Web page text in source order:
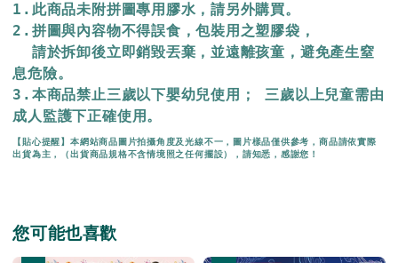
1.此商品未附拼圖專用膠水，請另外購買。
2.拼圖與內容物不得誤食，包裝用之塑膠袋，
  請於拆卸後立即銷毀丟棄，
並遠離孩童，避免產生窒
息危險。
3.本商品禁止三歲以下嬰幼兒使用； 三歲以上兒童需由
成人監護下正確使用。
【貼心提醒】本網站商品圖片拍攝角度及光線不一，圖片樣品僅供參考，商品請依實際
出貨為主，（出貨商品規格不含情境照之任何擺設），請知悉，感謝您！
您可能也喜歡